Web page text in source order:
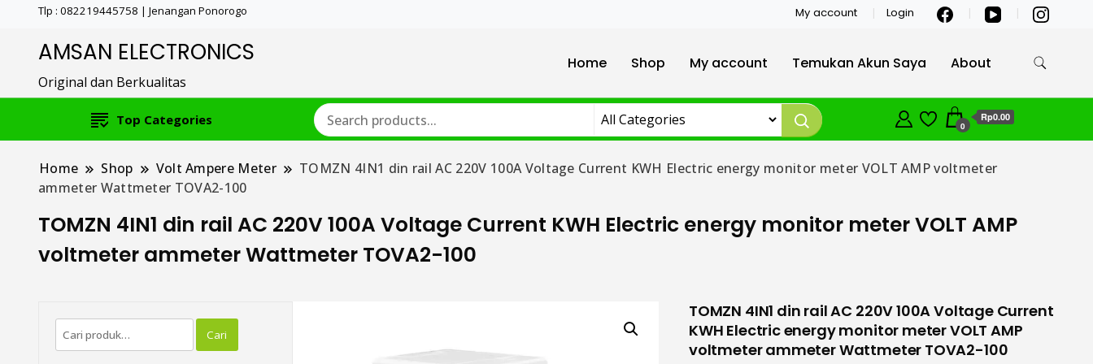
Tlp : 082219445758 | Jenangan Ponorogo My account Login
AMSAN ELECTRONICS
Original dan Berkualitas
Home Shop My account Temukan Akun Saya About
Top Categories 0
Rp0.00
Home Shop Volt Ampere Meter
TOMZN 4IN1 din rail AC 220V 100A Voltage Current KWH Electric energy monitor meter VOLT AMP voltmeter
ammeter Wattmeter TOVA2-100
TOMZN 4IN1 din rail AC 220V 100A Voltage Current KWH Electric energy monitor meter VOLT AMP
voltmeter ammeter Wattmeter TOVA2-100
TOMZN 4IN1 din rail AC 220V 100A Voltage Current
KWH Electric energy monitor meter VOLT AMP
voltmeter ammeter Wattmeter TOVA2-100
Pencarian
untuk:
Cari